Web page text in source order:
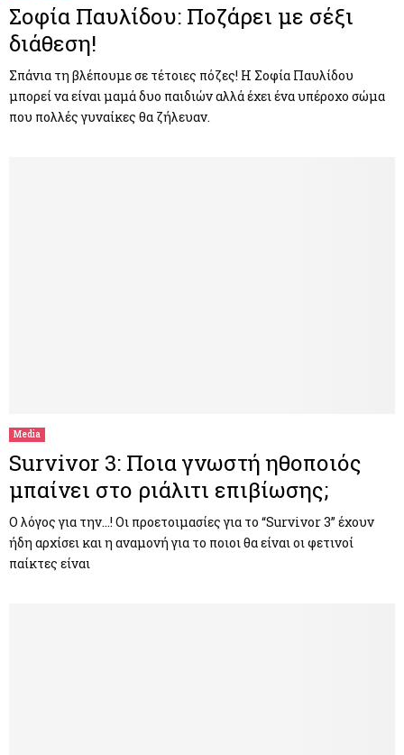
Σοφία Παυλίδου: Ποζάρει με σέξι
διάθεση!
Σπάνια τη βλέπουμε σε τέτοιες πόζες! Η Σοφία Παυλίδου
μπορεί να είναι μαμά δυο παιδιών αλλά έχει ένα υπέροχο σώμα
που πολλές γυναίκες θα ζήλευαν.
Media
Survivor 3: Ποια γνωστή ηθοποιός
μπαίνει στο ριάλιτι επιβίωσης;
Ο λόγος για την…! Οι προετοιμασίες για το “Survivor 3” έχουν
ήδη αρχίσει και η αναμονή για το ποιοι θα είναι οι φετινοί
παίκτες είναι